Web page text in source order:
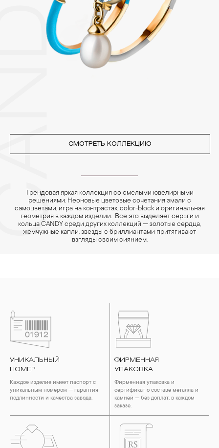
Изделия с бриллиантами необходимо хранить отдельно от
других камней.
3. Ни в коем случае не храните украшения в ванной комнате.
Особенно беречь от воздействия влаги, необходимо
позолоченные изделия. Также высокую влажность плохо
переносят жемчуг, бирюза, малахит и янтарь.
4. Специалисты обычно рекомендуют чистить украшения не
СМОТРЕТЬ КОЛЛЕКЦИЮ
Трендовая яркая коллекция со смелыми ювелирными
решениями. Неоновые цветовые сочетания эмали с
самоцветами, игра на контрастах, color-block и оригинальная
геометрия в каждом изделии. Все это выделяет серьги и
кольца CANDY среди других коллекций — золотые сердца,
жемчужные капли, звезды с бриллиантами притягивают
взгляды своим сиянием.
УНИКАЛЬНЫЙ
НОМЕР
Каждое изделие имеет паспорт с
уникальным номером — гарантия
подлинности и качества завода.
ФИРМЕННАЯ
УПАКОВКА
Фирменная упаковка и
сертификат о составе металла и
камней — без доплат, в каждом
заказе.